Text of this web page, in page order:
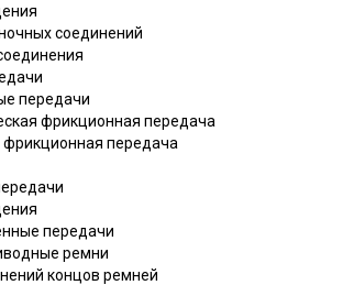
соединений
передачи
фрикционная передача
фрикционная передача
передачи
ремни
концов ремней